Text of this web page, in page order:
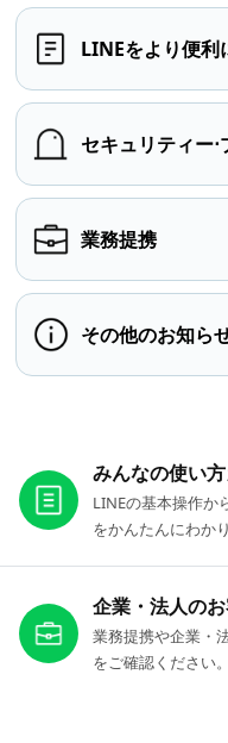
LINEをより便利
セキュリティー
業務提携
その他のお知ら
みんなの使い
LINEの基本操作か
をかんたんにわか
企業・法人の
業務提携や企業・
をご確認ください。